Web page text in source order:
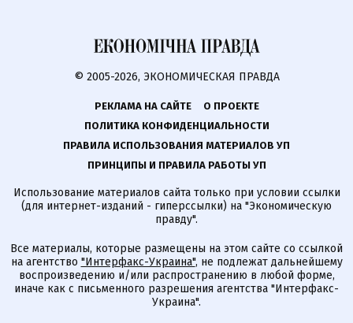
© 2005-2026, ЭКОНОМИЧЕСКАЯ ПРАВДА
РЕКЛАМА НА САЙТЕ
О ПРОЕКТЕ
ПОЛИТИКА КОНФИДЕНЦИАЛЬНОСТИ
ПРАВИЛА ИСПОЛЬЗОВАНИЯ МАТЕРИАЛОВ УП
ПРИНЦИПЫ И ПРАВИЛА РАБОТЫ УП
Использование материалов сайта только при условии ссылки
(для интернет-изданий - гиперссылки) на "Экономическую
правду".
Все материалы, которые размещены на этом сайте со ссылкой
на агентство "Интерфакс-Украина", не подлежат дальнейшему
воспроизведению и/или распространению в любой форме,
иначе как с письменного разрешения агентства "Интерфакс-
Украина".